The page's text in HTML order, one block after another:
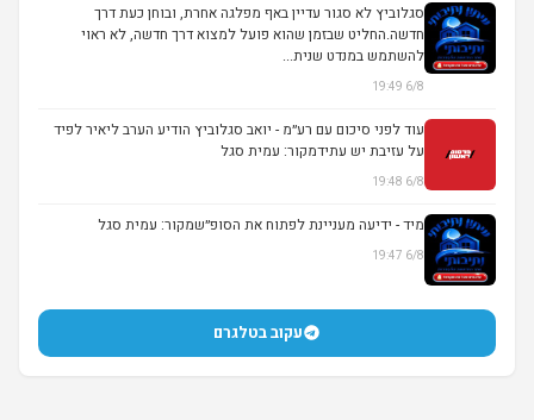
סגלוביץ לא סגור עדיין באף מפלגה אחרת, ובוחן כעת דרך
חדשה.החליט שבזמן שהוא פועל למצוא דרך חדשה, לא ראוי
להשתמש במנדט שנית...
6/8 19:49
עוד לפני סיכום עם רע״מ - יואב סגלוביץ הודיע הערב ליאיר לפיד
על עזיבת יש עתידמקור: עמית סגל
6/8 19:48
מיד - ידיעה מעניינת לפתוח את הסופ״שמקור: עמית סגל
6/8 19:47
עקוב בטלגרם